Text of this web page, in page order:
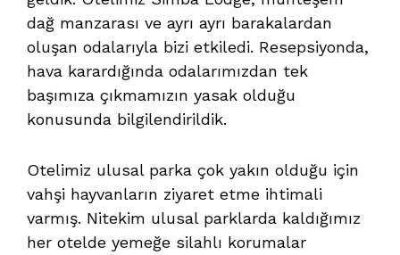
dağ manzarası ve ayrı ayrı barakalardan
oluşan odalarıyla bizi etkiledi. Resepsiyonda,
hava karardığında odalarımızdan tek
başımıza çıkmamızın yasak olduğu
konusunda bilgilendirildik.
Otelimiz ulusal parka çok yakın olduğu için
vahşi hayvanların ziyaret etme ihtimali
varmış. Nitekim ulusal parklarda kaldığımız
her otelde yemeğe silahlı korumalar